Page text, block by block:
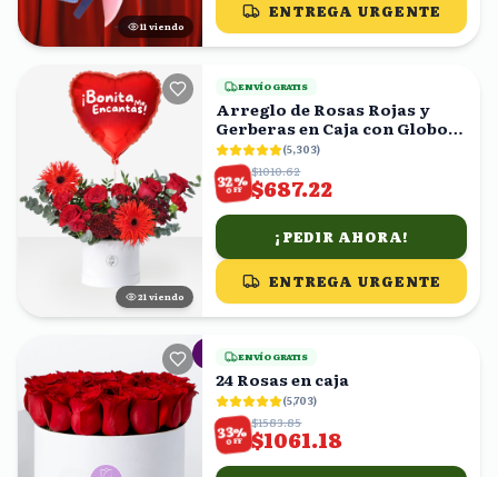
12 viendo
ENTREGA URGENTE
22 viendo
ENVÍO GRATIS
Arreglo de Rosas Rojas y
Gerberas en Caja con Globo
Corazón
(5,303)
32%
OFF
$1010.62
$687.22
¡PEDIR AHORA!
ENTREGA URGENTE
ENVÍO GRATIS
24 Rosas en caja
(5,703)
33%
OFF
$1583.85
$1061.18